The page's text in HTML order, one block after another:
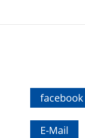
facebook
E-Mail